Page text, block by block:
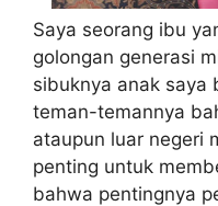
Saya seorang ibu
golongan generasi
sibuknya anak saya
teman-temannya
ataupun luar negeri
penting untuk
bahwa pentingnya